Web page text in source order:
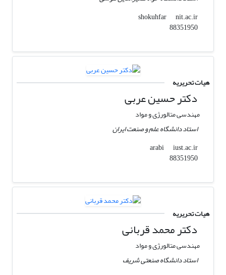
shokuhfar
nit.ac.ir
88351950
هیات تحریریه
دکتر حسین عربی
مهندسی متالورژی و مواد
استاد دانشگاه علم و صنعت ایران
arabi
iust.ac.ir
88351950
هیات تحریریه
دکتر محمد قربانی
مهندسی متالورژی و مواد
استاد دانشگاه صنعتی شریف